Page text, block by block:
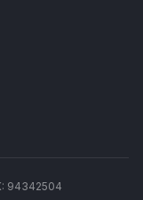
94342504